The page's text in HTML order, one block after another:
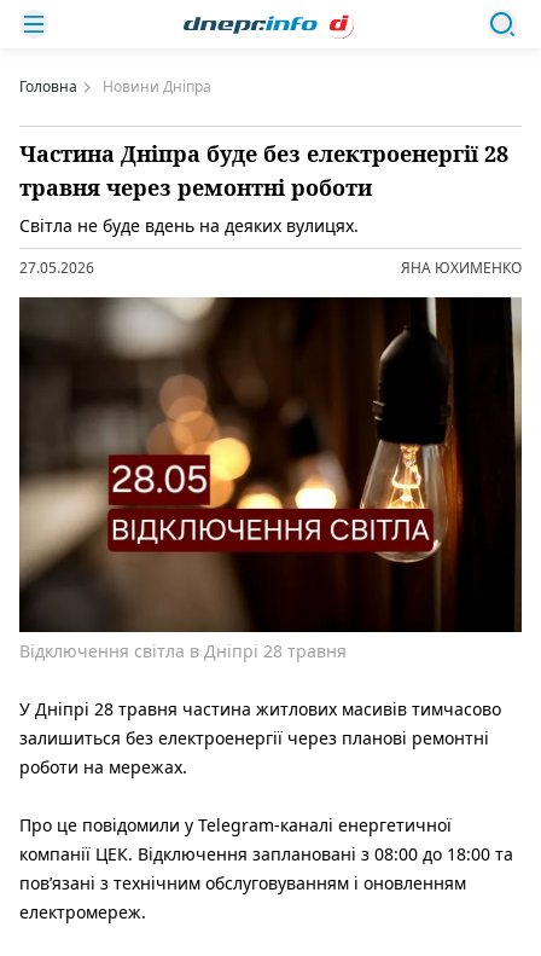
Головна Новини Дніпра
Частина Дніпра буде без електроенергії 28
травня через ремонтні роботи
Світла не буде вдень на деяких вулицях.
27.05.2026 ЯНА ЮХИМЕНКО
Відключення світла в Дніпрі 28 травня
У Дніпрі 28 травня частина житлових масивів тимчасово
залишиться без електроенергії через планові ремонтні
роботи на мережах.
Про це повідомили у Telegram-каналі енергетичної
компанії ЦЕК. Відключення заплановані з 08:00 до 18:00 та
пов’язані з технічним обслуговуванням і оновленням
електромереж.